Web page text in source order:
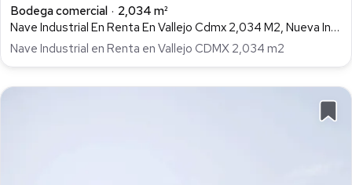
Bodega comercial
2,034 m²
Nave Industrial En Renta En Vallejo Cdmx 2,034 M2, Nueva Industrial Vallejo, Gustavo A. Madero
Nave Industrial en Renta en Vallejo CDMX 2,034 m2